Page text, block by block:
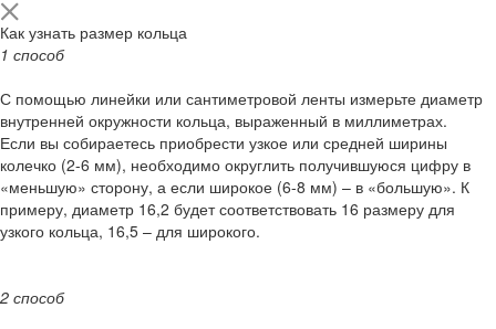
Как узнать размер кольца
1 способ
С помощью линейки или сантиметровой ленты измерьте диаметр
внутренней окружности кольца, выраженный в миллиметрах.
Если вы собираетесь приобрести узкое или средней ширины
колечко (2-6 мм), необходимо округлить получившуюся цифру в
«меньшую» сторону, а если широкое (6-8 мм) – в «большую». К
примеру, диаметр 16,2 будет соответствовать 16 размеру для
узкого кольца, 16,5 – для широкого.
2 способ